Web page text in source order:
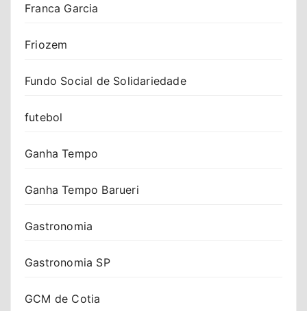
Franca Garcia
Friozem
Fundo Social de Solidariedade
futebol
Ganha Tempo
Ganha Tempo Barueri
Gastronomia
Gastronomia SP
GCM de Cotia